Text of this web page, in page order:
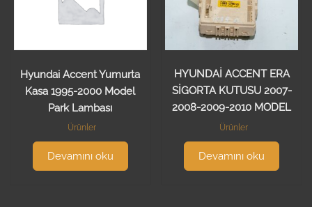
Hyundai Accent Yumurta
Kasa 1995-2000 Model
Park Lambası
Ürünler
Devamını oku
HYUNDAİ ACCENT ERA
SİGORTA KUTUSU 2007-
2008-2009-2010 MODEL
Ürünler
Devamını oku